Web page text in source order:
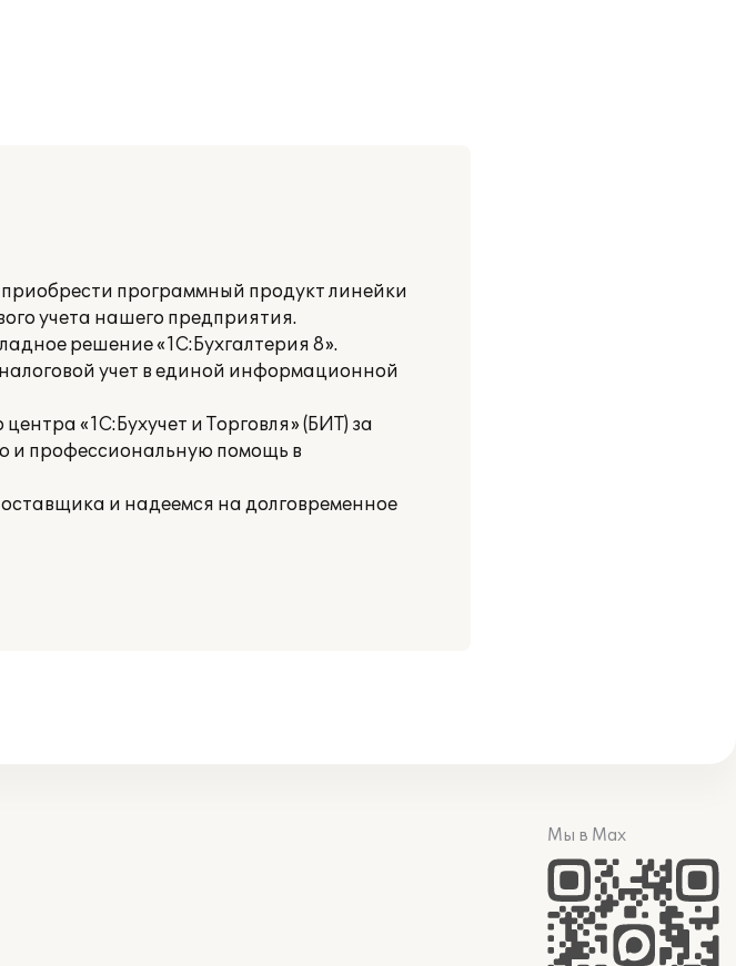
программный продукт линейки
учета нашего предприятия.
решение «1С:Бухгалтерия 8».
учет в единой информационной
«1С:Бухучет и Торговля» (БИТ) за
и профессиональную помощь в
и надеемся на долговременное
Мы в Max